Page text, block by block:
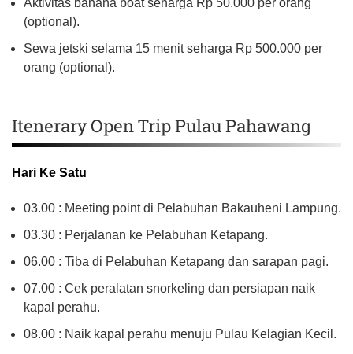
(optional).
Sewa jetski selama 15 menit seharga Rp 500.000 per
orang (optional).
Itenerary Open Trip Pulau Pahawang
Hari Ke Satu
03.00 : Meeting point di Pelabuhan Bakauheni Lampung.
03.30 : Perjalanan ke Pelabuhan Ketapang.
06.00 : Tiba di Pelabuhan Ketapang dan sarapan pagi.
07.00 : Cek peralatan snorkeling dan persiapan naik
kapal perahu.
08.00 : Naik kapal perahu menuju Pulau Kelagian Kecil.